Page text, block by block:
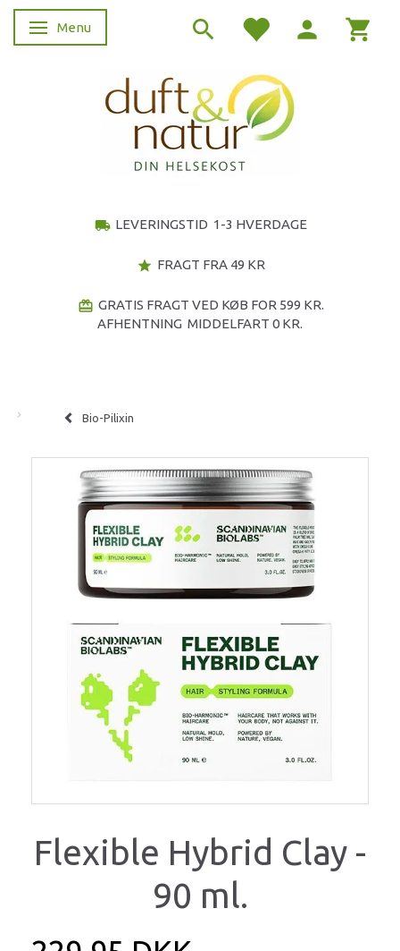
Skifte navigation
Menu
local_shipping LEVERINGSTID 1-3 HVERDAGE
star FRAGT FRA 49 KR
redeem GRATIS FRAGT VED KØB FOR 599 KR.
AFHENTNING MIDDELFART 0 KR.
Bio-Pilixin
Flexible Hybrid Clay -
90 ml.